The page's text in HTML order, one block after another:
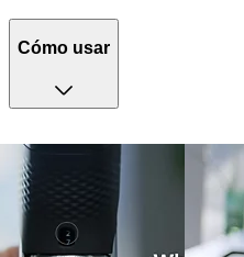
Cómo usar